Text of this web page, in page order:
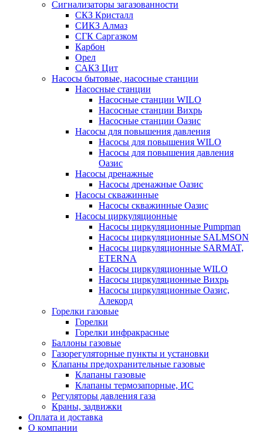
Сигнализаторы загазованности
СКЗ Кристалл
СИКЗ Алмаз
СГК Саргазком
Карбон
Орел
САКЗ Цит
Насосы бытовые, насосные станции
Насосные станции
Насосные станции WILO
Насосные станции Вихрь
Насосные станции Оазис
Насосы для повышения давления
Насосы для повышения WILO
Насосы для повышения давления
Оазис
Насосы дренажные
Насосы дренажные Оазис
Насосы скважинные
Насосы скважинные Оазис
Насосы циркуляционные
Насосы циркуляционные Pumpman
Насосы циркуляционные SALMSON
Насосы циркуляционные SARMAT,
ETERNA
Насосы циркуляционные WILO
Насосы циркуляционные Вихрь
Насосы циркуляционные Оазис,
Алекорд
Горелки газовые
Горелки
Горелки инфракрасные
Баллоны газовые
Газорегуляторные пункты и установки
Клапаны предохранительные газовые
Клапаны газовые
Клапаны термозапорные, ИС
Регуляторы давления газа
Краны, задвижки
Оплата и доставка
О компании